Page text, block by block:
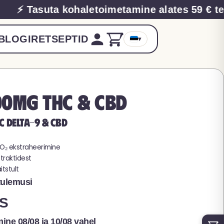
⚡ Tasuta kohaletoimetamine alates 59 €
RETSEPTID ▾
THC & CBD
Delta-9 & CBD
ekstraheerimine
08/08ja 10/08vahel